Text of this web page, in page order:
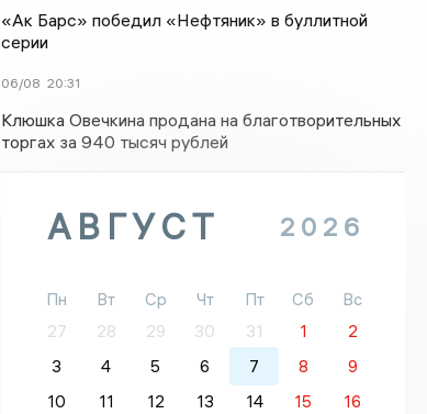
«Ак Барс» победил «Нефтяник» в буллитной
серии
06/08 20:31
Клюшка Овечкина продана на благотворительных
торгах за 940 тысяч рублей
АВГУСТ 2026
Пн Вт Ср Чт Пт Сб
Вс
27
28 29 30 31 1
2
3
4 5 6 7 8
9
10
11 12 13 14 15
16